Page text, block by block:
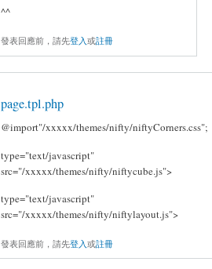
^^
發表回應前，請先登入或註冊
page.tpl.php
@import"/xxxxx/themes/nifty/niftyCorners.css";
type="text/javascript"
src="/xxxxx/themes/nifty/niftycube.js">
type="text/javascript"
src="/xxxxx/themes/nifty/niftylayout.js">
發表回應前，請先登入或註冊